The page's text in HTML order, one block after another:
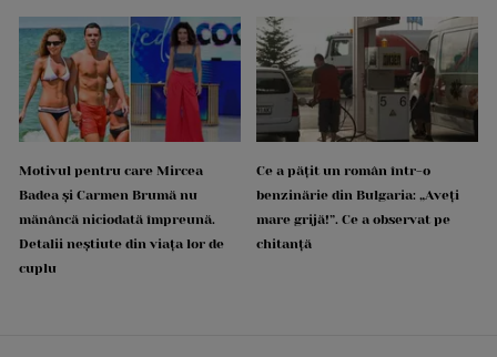
Motivul pentru care Mircea
Badea și Carmen Brumă nu
mănâncă niciodată împreună.
Detalii neștiute din viața lor de
cuplu
Ce a pățit un român într-o
benzinărie din Bulgaria: „Aveți
mare grijă!”. Ce a observat pe
chitanță